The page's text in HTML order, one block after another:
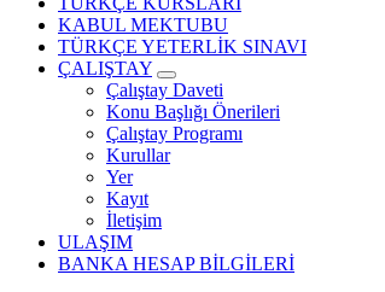
KABUL MEKTUBU
TÜRKÇE YETERLİK SINAVI
ÇALIŞTAY
Çalıştay Daveti
Konu Başlığı Önerileri
Çalıştay Programı
Kurullar
Yer
Kayıt
İletişim
ULAŞIM
BANKA HESAP BİLGİLERİ